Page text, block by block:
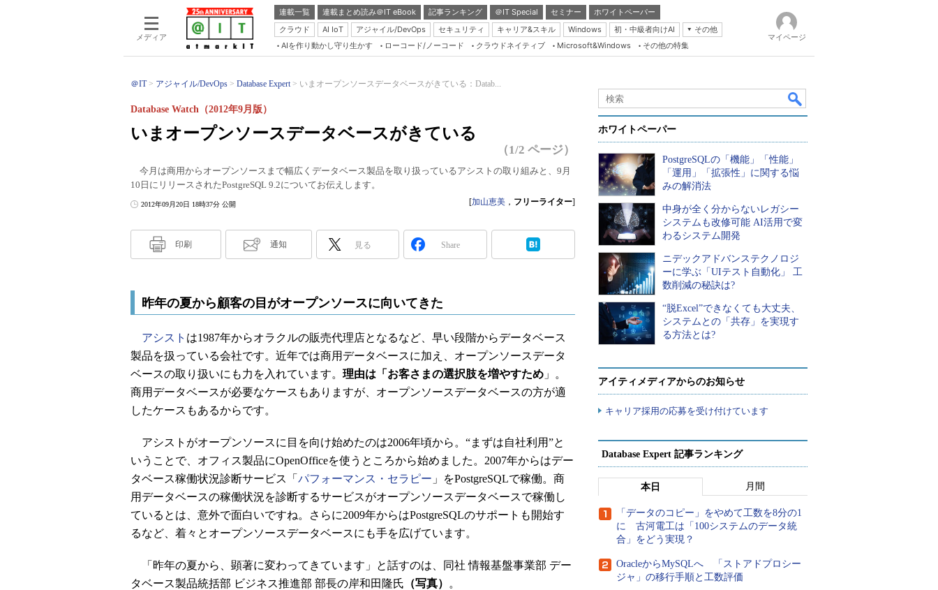
メディア
連載一覧 連載まとめ読み＠IT eBook 記事ランキング ＠IT Special セミナー
ホワイトペーパー
クラウド
AI IoT アジャイル/DevOps セキュリティ キャリア&スキル Windows 初・中級者向けAI
その他
Server & Storage
Database Expert
Master of IP Network
Security & Trust
Test & Tools
AIを作り動かし守り生かす ローコード/ノーコード クラウドネイティブ Microsoft&Windows その他の特集
マイページ
＠IT アジャイル/DevOps Database Expert いまオープンソースデータベースがきている：Datab...
いまオープンソースデータベースがきている
Database Watch（2012年9月版）
（1/2 ページ）
今月は商用からオープンソースまで幅広くデータベース製品を取り扱っているアシストの取り組みと、9月
10日にリリースされたPostgreSQL 9.2についてお伝えします。
2012年09月20日 18時37分 公開 [加山恵美 ， フリーライター]
印刷 通知 見る Share
昨年の夏から顧客の目がオープンソースに向いてきた
アシスト は1987年からオラクルの販売代理店となるなど、早い段階からデータベース
製品を扱っている会社です。近年では商用データベースに加え、オープンソースデータ
ベースの取り扱いにも力を入れています。 理由は「お客さまの選択肢を増やすため 」。
商用データベースが必要なケースもありますが、オープンソースデータベースの方が適
したケースもあるからです。
アシストがオープンソースに目を向け始めたのは2006年頃から。“まずは自社利用”と
いうことで、オフィス製品にOpenOfficeを使うところから始めました。2007年からはデー
タベース稼働状況診断サービス「 パフォーマンス・セラピー 」をPostgreSQLで稼働。商
用データベースの稼働状況を診断するサービスがオープンソースデータベースで稼働し
ているとは、意外で面白いですね。さらに2009年からはPostgreSQLのサポートも開始す
るなど、着々とオープンソースデータベースにも手を広げています。
「昨年の夏から、顕著に変わってきています」と話すのは、同社 情報基盤事業部 デー
タベース製品統括部 ビジネス推進部 部長の岸和田隆氏 （写真） 。
ホワイトペーパー
PostgreSQLの「機能」「性能」
「運用」「拡張性」に関する悩
みの解消法
中身が全く分からないレガシー
システムも改修可能 AI活用で変
わるシステム開発
ニデックアドバンステクノロジ
ーに学ぶ「UIテスト自動化」 工
数削減の秘訣は?
“脱Excel”できなくても大丈夫、
システムとの「共存」を実現す
る方法とは?
アイティメディアからのお知らせ
キャリア採用の応募を受け付けています
Database Expert 記事ランキング
本日 月間
「データのコピー」をやめて工数を8分の1
に 古河電工は「100システムのデータ統
合」をどう実現？
OracleからMySQLへ 「ストアドプロシー
ジャ」の移行手順と工数評価